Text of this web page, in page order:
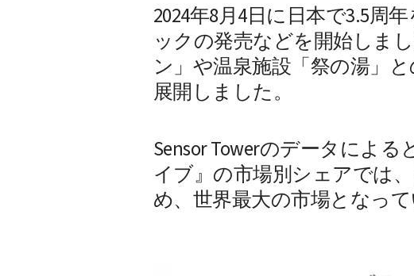
2024年8月4日に日本で3.5周
ックの発売などを開始しま
ン」や温泉施設「祭の湯」
展開しました。
Sensor Towerのデータによる
イブ』の市場別シェアでは
め、世界最大の市場となって